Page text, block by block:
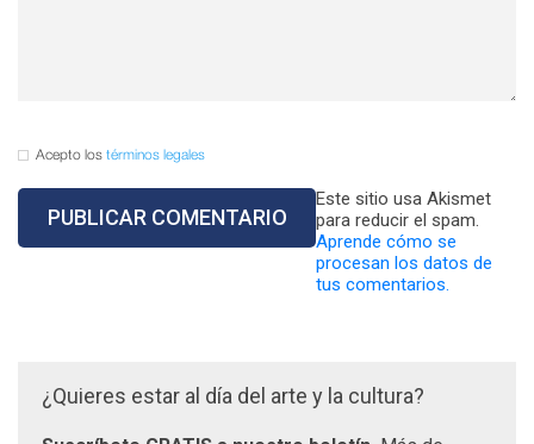
Acepto los términos legales
Este sitio usa Akismet
para reducir el spam.
Aprende cómo se
procesan los datos de
tus comentarios.
¿Quieres estar al día del arte y la cultura?